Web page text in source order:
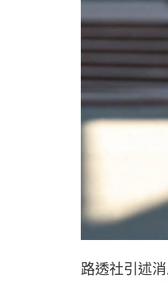
路透社引述